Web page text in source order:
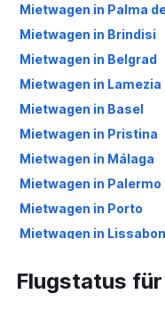
Mietwagen in Palma
Mietwagen in Brindisi
Mietwagen in Belgrad
Mietwagen in Lamezia
Mietwagen in Basel
Mietwagen in Pristina
Mietwagen in Málaga
Mietwagen in Palermo
Mietwagen in Porto
Mietwagen in Lissabon
Hotels in Bangkok
Flugstatus